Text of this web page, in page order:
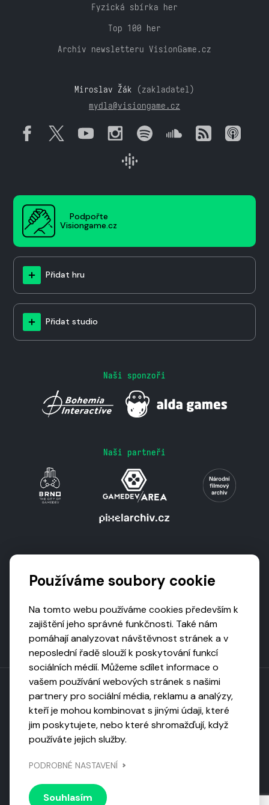
Fyzická sbírka her
Top 100 her
Archiv newsletteru VisionGame.cz
Miroslav Žák (zakladatel)
mydla@visiongame.cz
Podpořte
Visiongame.cz
Přidat hru
Přidat studio
Naši sponzoři
Naši partneři
Toto dílo podléhá licenci CC BY-NC-ND
Uveďte původ, neužívejte komerčně, nezpracovávejte.
Národní knihovnou ČR
© 2026 Visiongame. Všechna práva vyhrazena.
Používáme soubory cookie
Na tomto webu používáme cookies především k
zajištění jeho správné funkčnosti. Také nám
pomáhají analyzovat návštěvnost stránek a v
neposlední řadě slouží k poskytování funkcí
sociálních médií. Můžeme sdílet informace o
vašem používání webových stránek s našimi
partnery pro sociální média, reklamu a analýzy,
kteří je mohou kombinovat s jinými údaji, které
jim poskytujete, nebo které shromažďují, když
používáte jejich služby.
PODROBNÉ NASTAVENÍ
Souhlasím